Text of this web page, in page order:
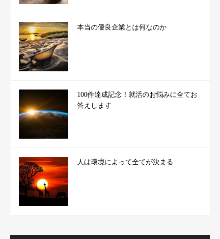
本当の優良企業とは何なのか
100件達成記念！就活のお悩みに全てお
答えします
人は環境によって全てが決まる